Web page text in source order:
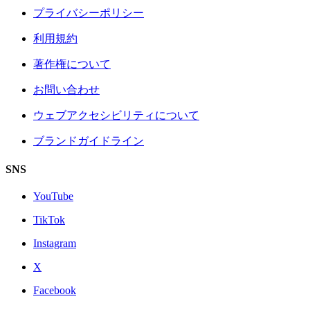
プライバシーポリシー
利用規約
著作権について
お問い合わせ
ウェブアクセシビリティについて
ブランドガイドライン
SNS
YouTube
TikTok
Instagram
X
Facebook